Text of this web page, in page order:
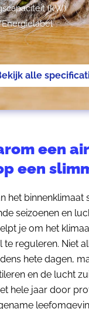
(kW)
Energielabel
alle
een
een
het binnenklimaat
seizoenen en
je om het
te reguleren. Niet
hete dagen,
en de lucht
hele jaar door